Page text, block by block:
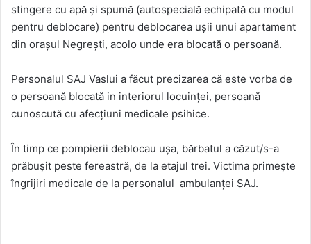
stingere cu apă și spumă (autospecială echipată cu modul
pentru deblocare) pentru deblocarea ușii unui apartament
din orașul Negrești, acolo unde era blocată o persoană.
Personalul SAJ Vaslui a făcut precizarea că este vorba de
o persoană blocată in interiorul locuinței, persoană
cunoscută cu afecțiuni medicale psihice.
În timp ce pompierii deblocau ușa, bărbatul a căzut/s-a
prăbușit peste fereastră, de la etajul trei. Victima primește
îngrijiri medicale de la personalul ambulanței SAJ.